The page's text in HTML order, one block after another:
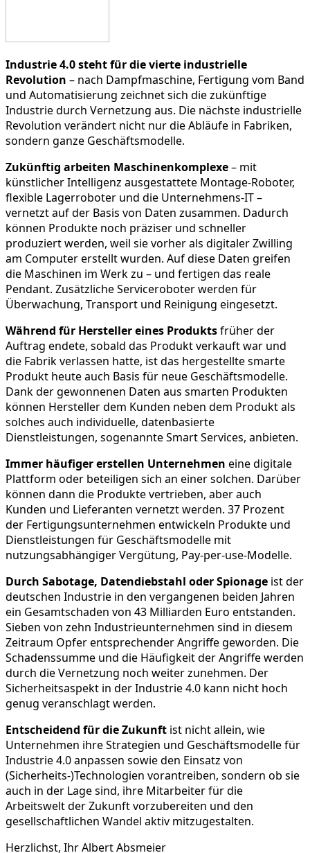
Industrie 4.0 steht für die vierte industrielle
Revolution – nach Dampfmaschine, Fertigung vom Band
und Automatisierung zeichnet sich die zukünftige
Industrie durch Vernetzung aus. Die nächste industrielle
Revolution verändert nicht nur die Abläufe in Fabriken,
sondern ganze Geschäftsmodelle.
Zukünftig arbeiten Maschinenkomplexe– mit
künstlicher Intelligenz ausgestattete Montage-Roboter,
flexible Lagerroboter und die Unternehmens-IT –
vernetzt auf der Basis von Daten zusammen. Dadurch
können Produkte noch präziser und schneller
produziert werden, weil sie vorher als digitaler Zwilling
am Computer erstellt wurden. Auf diese Daten greifen
die Maschinen im Werk zu – und fertigen das reale
Pendant. Zusätzliche Serviceroboter werden für
Überwachung, Transport und Reinigung eingesetzt.
Während für Hersteller eines Produktsfrüher der
Auftrag endete, sobald das Produkt verkauft war und
die Fabrik verlassen hatte, ist das hergestellte smarte
Produkt heute auch Basis für neue Geschäftsmodelle.
Dank der gewonnenen Daten aus smarten Produkten
können Hersteller dem Kunden neben dem Produkt als
solches auch individuelle, datenbasierte
Dienstleistungen, sogenannte Smart Services, anbieten.
Immer häufiger erstellen Unternehmen eine digitale
Plattform oder beteiligen sich an einer solchen. Darüber
können dann die Produkte vertrieben, aber auch
Kunden und Lieferanten vernetzt werden. 37 Prozent
der Fertigungsunternehmen entwickeln Produkte und
Dienstleistungen für Geschäftsmodelle mit
nutzungsabhängiger Vergütung, Pay-per-use-Modelle.
Durch Sabotage, Datendiebstahl oder Spionage ist der
deutschen Industrie in den vergangenen beiden Jahren
ein Gesamtschaden von 43 Milliarden Euro entstanden.
Sieben von zehn Industrieunternehmen sind in diesem
Zeitraum Opfer entsprechender Angriffe geworden. Die
Schadenssumme und die Häufigkeit der Angriffe werden
durch die Vernetzung noch weiter zunehmen. Der
Sicherheitsaspekt in der Industrie 4.0 kann nicht hoch
genug veranschlagt werden.
Entscheidend für die Zukunft ist nicht allein, wie
Unternehmen ihre Strategien und Geschäftsmodelle für
Industrie 4.0 anpassen sowie den Einsatz von
(Sicherheits-)Technologien vorantreiben, sondern ob sie
auch in der Lage sind, ihre Mitarbeiter für die
Arbeitswelt der Zukunft vorzubereiten und den
gesellschaftlichen Wandel aktiv mitzugestalten.
Herzlichst, Ihr Albert Absmeier